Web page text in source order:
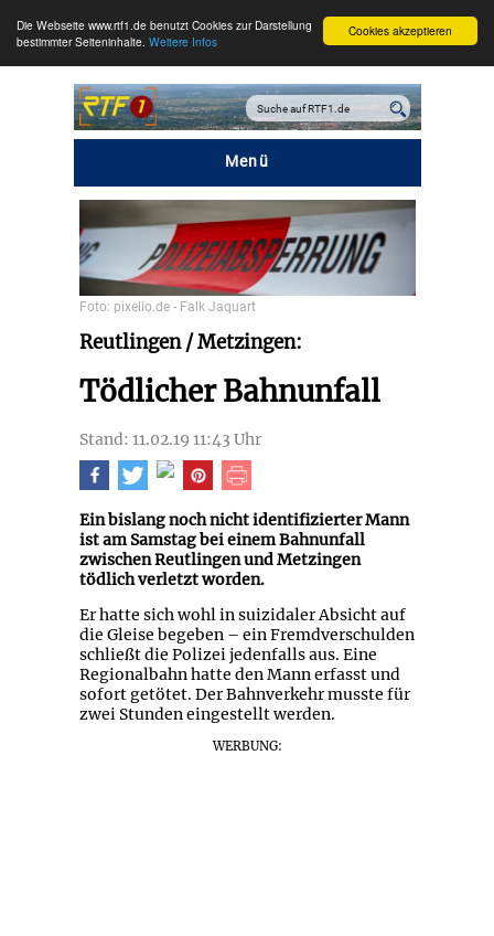
Cookies akzeptieren
Die Webseite www.rtf1.de benutzt Cookies zur Darstellung
bestimmter Seiteninhalte. Weitere Infos
Menü
Foto: pixelio.de - Falk Jaquart
Reutlingen / Metzingen:
Tödlicher Bahnunfall
Stand: 11.02.19 11:43 Uhr
Ein bislang noch nicht identifizierter Mann
ist am Samstag bei einem Bahnunfall
zwischen Reutlingen und Metzingen
tödlich verletzt worden.
Er hatte sich wohl in suizidaler Absicht auf
die Gleise begeben – ein Fremdverschulden
schließt die Polizei jedenfalls aus. Eine
Regionalbahn hatte den Mann erfasst und
sofort getötet. Der Bahnverkehr musste für
zwei Stunden eingestellt werden.
WERBUNG: